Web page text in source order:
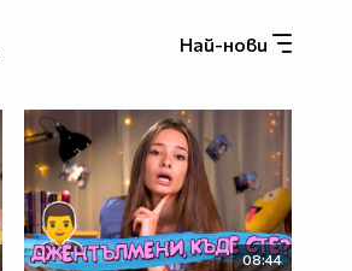
Най-нови
08:44